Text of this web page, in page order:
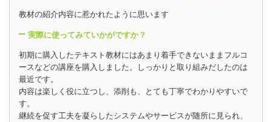
教材の紹介内容に惹かれたように思います
実際に使ってみていかがですか？
初期に購入したテキスト教材にはあまり着手できないままフルコ
ースなどの講座を購入しました。しっかりと取り組みだしたのは
最近です。
内容は楽しく役に立つし、添削も、とても丁寧でわかりやすいで
す。
継続を促す工夫を凝らしたシステムやサービスが随所に見られ、